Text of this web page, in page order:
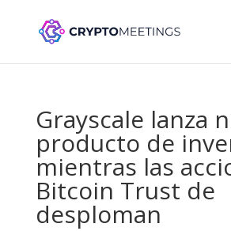
Grayscale lanza
producto de
mientras las
Bitcoin Trust de
desploman